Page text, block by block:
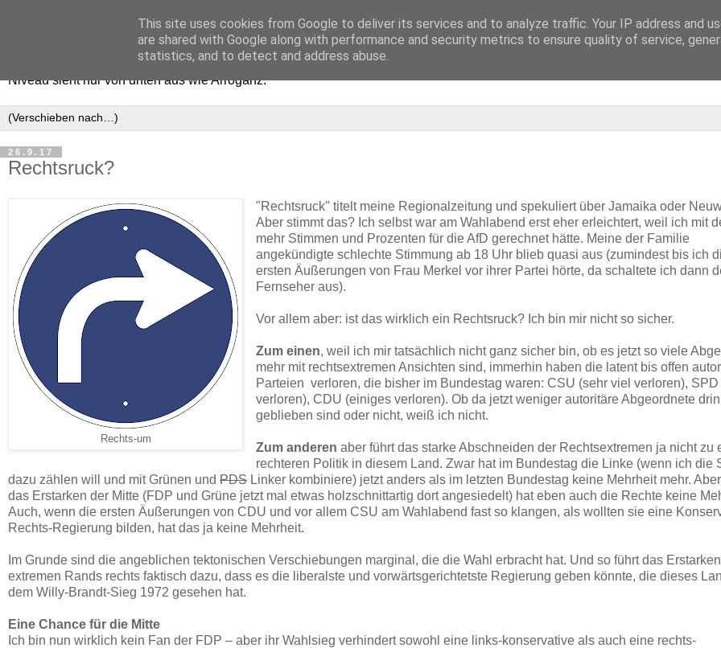
Haltungsturnen
Niveau sieht nur von unten aus wie Arroganz.
26.9.17
Rechtsruck?
Rechts-um
"Rechtsruck" titelt meine Regionalzeitung und spekuliert über Jamaika oder
Aber stimmt das? Ich selbst war am Wahlabend erst eher erleichtert, weil ich mit
mehr Stimmen und Prozenten für die AfD gerechnet hätte. Meine der Familie
angekündigte schlechte Stimmung ab 18 Uhr blieb quasi aus (zumindest bis ich
ersten Äußerungen von Frau Merkel vor ihrer Partei hörte, da schaltete ich dann
Fernseher aus).
Vor allem aber: ist das wirklich ein Rechtsruck? Ich bin mir nicht so sicher.
Zum einen, weil ich mir tatsächlich nicht ganz sicher bin, ob es jetzt so viele
mehr mit rechtsextremen Ansichten sind, immerhin haben die latent bis offen
Parteien verloren, die bisher im Bundestag waren: CSU (sehr viel verloren), SPD
verloren), CDU (einiges verloren). Ob da jetzt weniger autoritäre Abgeordnete drin
geblieben sind oder nicht, weiß ich nicht.
Zum anderen aber führt das starke Abschneiden der Rechtsextremen ja nicht zu
rechteren Politik in diesem Land. Zwar hat im Bundestag die Linke (wenn ich die
dazu zählen will und mit Grünen und PDS Linker kombiniere) jetzt anders als im letzten Bundestag keine Mehrheit mehr.
das Erstarken der Mitte (FDP und Grüne jetzt mal etwas holzschnittartig dort angesiedelt) hat eben auch die Rechte keine
Auch, wenn die ersten Äußerungen von CDU und vor allem CSU am Wahlabend fast so klangen, als wollten sie eine
Rechts-Regierung bilden, hat das ja keine Mehrheit.
Im Grunde sind die angeblichen tektonischen Verschiebungen marginal, die die Wahl erbracht hat. Und so führt das
extremen Rands rechts faktisch dazu, dass es die liberalste und vorwärtsgerichtetste Regierung geben könnte, die dieses
dem Willy-Brandt-Sieg 1972 gesehen hat.
Eine Chance für die Mitte
Ich bin nun wirklich kein Fan der FDP – aber ihr Wahlsieg verhindert sowohl eine links-konservative als auch eine rechts-
This site uses cookies from Google to deliver its services and to analyze traffic. Your IP address and
are shared with Google along with performance and security metrics to ensure quality of service,
statistics, and to detect and address abuse.